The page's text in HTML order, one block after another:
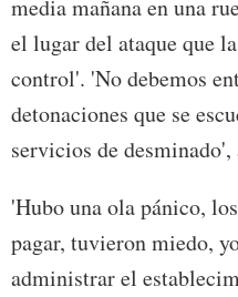
media mañana en una
el lugar del ataque que
control'. 'No debemos
detonaciones que se
servicios de
'Hubo una ola pánico,
pagar, tuvieron miedo,
administrar el